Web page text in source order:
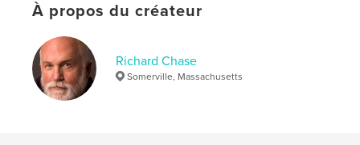
LangueEnglish
Mots-clés
sex change transgender ,
photographs
À propos du créateur
Richard Chase
Somerville, Massachusetts